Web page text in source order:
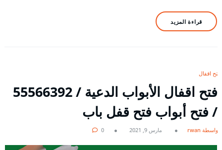
قراءة المزيد
فتح اقفال
فتح اقفال الأبواب الدعية / 55566392
/ فتح أبواب فتح قفل باب
بواسطة rwan مارس 9, 2021 0